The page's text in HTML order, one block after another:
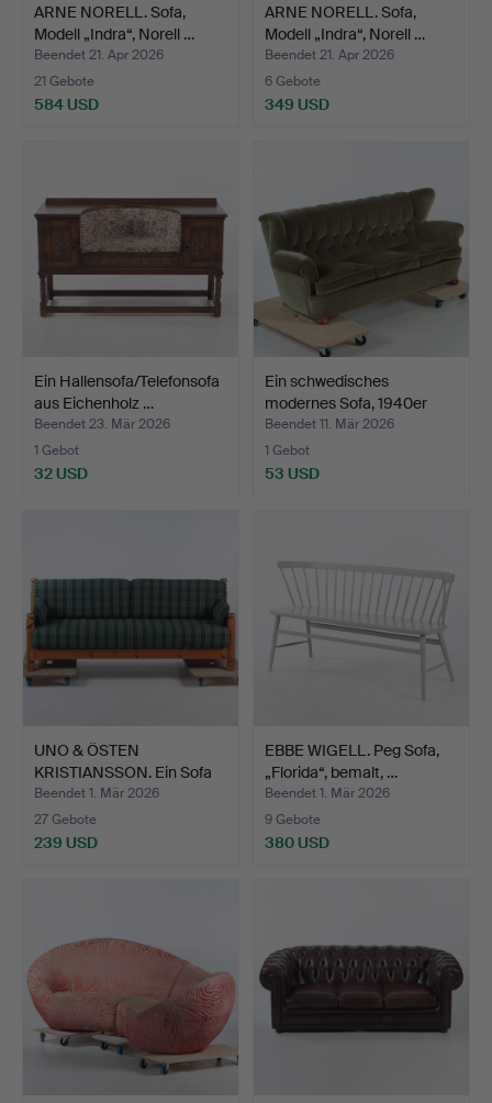
ARNE NORELL. Sofa,
Modell „Indra“, Norell …
Beendet 21. Apr 2026
21 Gebote
584 USD
ARNE NORELL. Sofa,
Modell „Indra“, Norell …
Beendet 21. Apr 2026
6 Gebote
349 USD
Ein Hallensofa/Telefonsofa
aus Eichenholz …
Beendet 23. Mär 2026
1 Gebot
32 USD
Ein schwedisches
modernes Sofa, 1940er
Jah…
Beendet 11. Mär 2026
1 Gebot
53 USD
UNO & ÖSTEN
KRISTIANSSON. Ein Sofa
aus Kie…
Beendet 1. Mär 2026
27 Gebote
239 USD
EBBE WIGELL. Peg Sofa,
„Florida“, bemalt, …
Beendet 1. Mär 2026
9 Gebote
380 USD